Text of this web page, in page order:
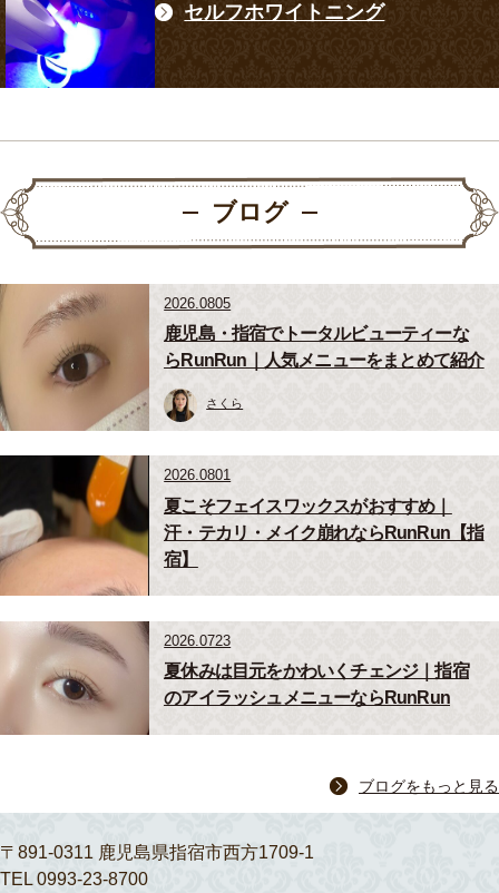
セルフホワイトニング
ブログ
2026.0805
鹿児島・指宿でトータルビューティーな
らRunRun｜人気メニューをまとめて紹介
さくら
2026.0801
夏こそフェイスワックスがおすすめ｜
汗・テカリ・メイク崩れならRunRun【指
宿】
2026.0723
夏休みは目元をかわいくチェンジ｜指宿
のアイラッシュメニューならRunRun
ブログをもっと見る
〒891-0311 鹿児島県指宿市西方1709-1
TEL 0993-23-8700